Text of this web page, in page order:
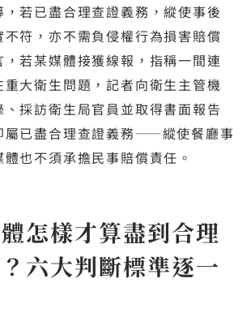
若已盡合理查證義務，縱使事後
符，亦不需負侵權行為損害賠償
若某媒體接獲線報，指稱一間連
大衛生問題，記者向衛生主管機
採訪衛生局官員並取得書面報告
屬已盡合理查證義務——縱使餐廳事
也不須承擔民事賠償責任。
怎樣才算盡到合理
六大判斷標準逐一